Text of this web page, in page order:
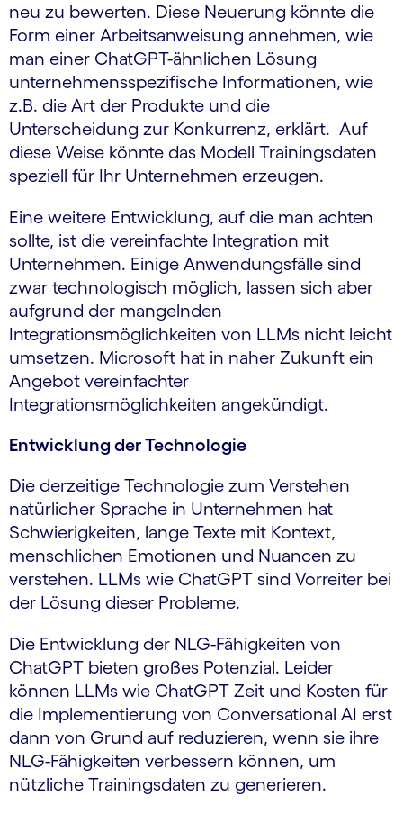
neu zu bewerten. Diese Neuerung könnte die
Form einer Arbeitsanweisung annehmen, wie
man einer ChatGPT-ähnlichen Lösung
unternehmensspezifische Informationen, wie
z.B. die Art der Produkte und die
Unterscheidung zur Konkurrenz, erklärt. Auf
diese Weise könnte das Modell Trainingsdaten
speziell für Ihr Unternehmen erzeugen.
Eine weitere Entwicklung, auf die man achten
sollte, ist die vereinfachte Integration mit
Unternehmen. Einige Anwendungsfälle sind
zwar technologisch möglich, lassen sich aber
aufgrund der mangelnden
Integrationsmöglichkeiten von LLMs nicht leicht
umsetzen. Microsoft hat in naher Zukunft ein
Angebot vereinfachter
Integrationsmöglichkeiten angekündigt.
Entwicklung der Technologie
Die derzeitige Technologie zum Verstehen
natürlicher Sprache in Unternehmen hat
Schwierigkeiten, lange Texte mit Kontext,
menschlichen Emotionen und Nuancen zu
verstehen. LLMs wie ChatGPT sind Vorreiter bei
der Lösung dieser Probleme.
Die Entwicklung der NLG-Fähigkeiten von
ChatGPT bieten großes Potenzial. Leider
können LLMs wie ChatGPT Zeit und Kosten für
die Implementierung von Conversational AI erst
dann von Grund auf reduzieren, wenn sie ihre
NLG-Fähigkeiten verbessern können, um
nützliche Trainingsdaten zu generieren.